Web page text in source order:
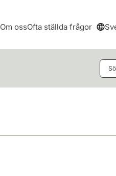
Om ossOfta ställda frågor